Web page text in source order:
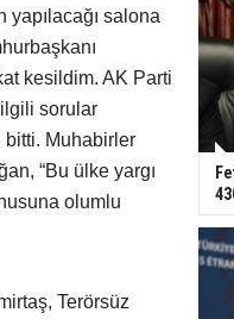
yapılacağı salona
kesildim. AK Parti
sorular
bitti. Muhabirler
“Bu ülke yargı
olumlu
Terörsüz